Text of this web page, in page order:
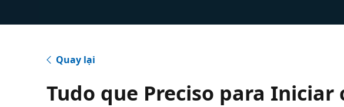
Quay lại
Tudo que Preciso para Iniciar